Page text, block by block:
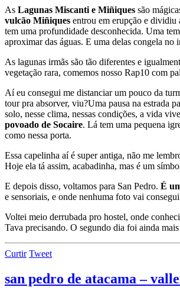
As Lagunas Miscanti e Miñiques são
vulcão Miñiques entrou em erupção e dividiu
tem uma profundidade desconhecida. Uma
aproximar das águas. E uma delas congela no
As lagunas irmãs são tão diferentes e
vegetação rara, comemos nosso Rap10 com
Aí eu consegui me distanciar um pouco da
tour pra absorver, viu?Uma pausa na estrada
solo, nesse clima, nessas condições, a vida
povoado de Socaire. Lá tem uma pequena
como nessa porta.
Essa capelinha aí é super antiga, não me
Hoje ela tá assim, acabadinha, mas é um
E depois disso, voltamos para San Pedro. É
e sensoriais, e onde nenhuma foto vai
Voltei meio derrubada pro hostel, onde
Tava precisando. O segundo dia foi ainda
Curtir Tweet
san pedro de atacama –